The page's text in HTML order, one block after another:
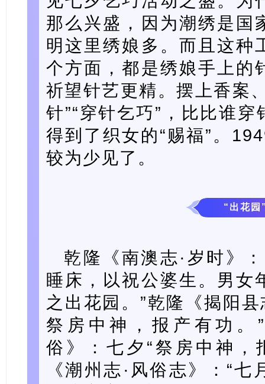
那么兴盛，因为潮绣是国
明这里绣娘多。而且这种
个方面，都是绣娘手上的
祈望针艺更精。摆上香案
针”“穿针乞巧”，比比谁
得到了织女的“赐福”。
较为少见了。
“出花园
乾隆《南澳志·岁时》
睡床，以祝公婆生。男女
之出花园。”乾隆《揭阳
祭房中神，报产有功。
俗》：七夕“祭房中神，
《潮州志·风俗志》：“